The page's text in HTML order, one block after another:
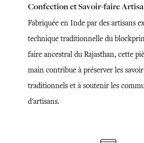
Confection et Savoir-faire
Fabriquée en Inde par des artisans
technique traditionnelle du
faire ancestral du Rajasthan, cette
main contribue à préserver les
traditionnels et à soutenir les
d'artisans.